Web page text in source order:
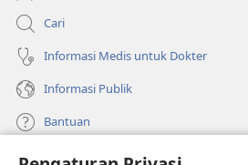
Cari
Informasi Medis untuk Dokter
Informasi Publik
Bantuan